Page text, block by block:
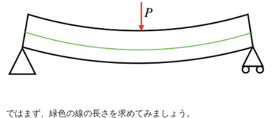
ではまず、緑色の線の長さを求めてみましょう。